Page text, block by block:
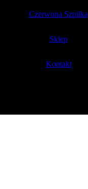
Czerwona Szpilka
Sklep
Kontakt